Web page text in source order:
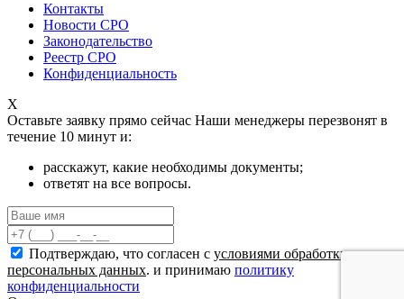
Контакты
Новости СРО
Законодательство
Реестр СРО
Конфиденциальность
X
Оставьте заявку прямо сейчас Наши менеджеры перезвонят в
течение 10 минут и:
расскажут, какие необходимы документы;
ответят на все вопросы.
Подтверждаю, что согласен с условиями обработки
персональных данных. и принимаю политику
конфиденциальности